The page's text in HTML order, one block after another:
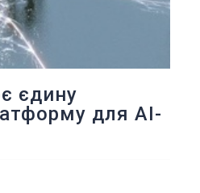
єдину
для AI-